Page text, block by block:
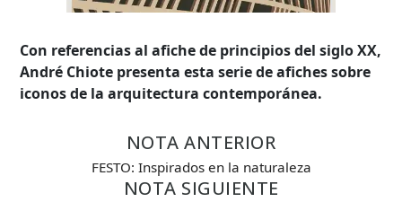
Con referencias al afiche de principios del siglo XX,
André Chiote presenta esta serie de afiches sobre
iconos de la arquitectura contemporánea.
NOTA ANTERIOR
FESTO: Inspirados en la naturaleza
NOTA SIGUIENTE